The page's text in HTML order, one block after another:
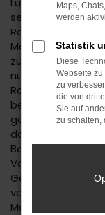
setzen Sie auf
Rottweil existiert
Mobilität und Sie
zuverlässiges
nur eine große
Rottweil, sondern
beginnt mit der
genau zuhören.
das passende für
Basis Ihrer
Vorschlägen.
Gebrauchtwagen
von unserer
Modellen.
Maps,
werden
Statistik
Diese
Webseite
zu
die von
Sie auf
zu schalten,